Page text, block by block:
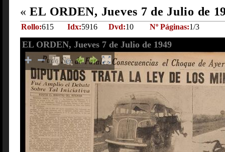
« EL ORDEN, Jueves 7 de Julio de
Rollo:615 Idx:5916 Dvd:10 Nº Páginas:1/3
EL ORDEN, Jueves 7 de Julio de 1949